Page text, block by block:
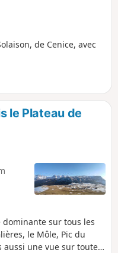
de Cenice, avec
le Plateau de
dominante sur tous les
le Môle, Pic du
aussi une vue sur toute